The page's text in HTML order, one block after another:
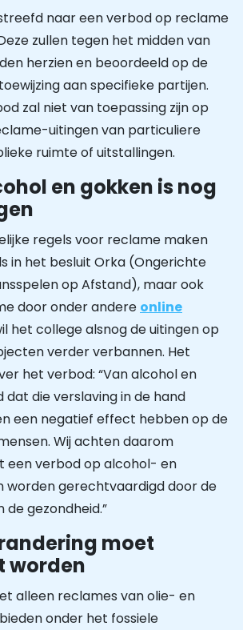
naar een verbod op reclame
zullen tegen het midden van
herzien en beoordeeld op de
aan specifieke partijen.
zal niet van toepassing zijn op
uitingen van particuliere
ruimte of uitstallingen.
en gokken is nog
regels voor reclame maken
in het besluit Orka (Ongerichte
op Afstand), maar ook
door onder andere online
het college alsnog de uitingen op
verder verbannen. Het
het verbod: “Van alcohol en
dat die verslaving in de hand
een negatief effect hebben op de
Wij achten daarom
een verbod op alcohol- en
worden gerechtvaardigd door de
gezondheid.”
moet
worden
alleen reclames van olie- en
onder het fossiele